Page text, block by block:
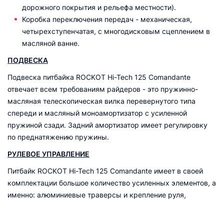
дорожного покрытия и рельефа местности).
Коробка переключения передач - механическая,
четырехступенчатая, с многодисковым сцеплением в
масляной ванне.
ПОДВЕСКА
Подвеска питбайка ROCKOT Hi-Tech 125 Comandante
отвечает всем требованиям райдеров - это пружинно-
масляная телескопическая вилка перевернутого типа
спереди и масляный моноамортизатор с усиленной
пружиной сзади. Задний амортизатор имеет регулировку
по преднатяжению пружины.
РУЛЕВОЕ УПРАВЛЕНИЕ
Питбайк ROCKOT Hi-Tech 125 Comandante имеет в своей
комплектации большое количество усиленных элементов, а
именно: алюминиевые траверсы и крепление руля,